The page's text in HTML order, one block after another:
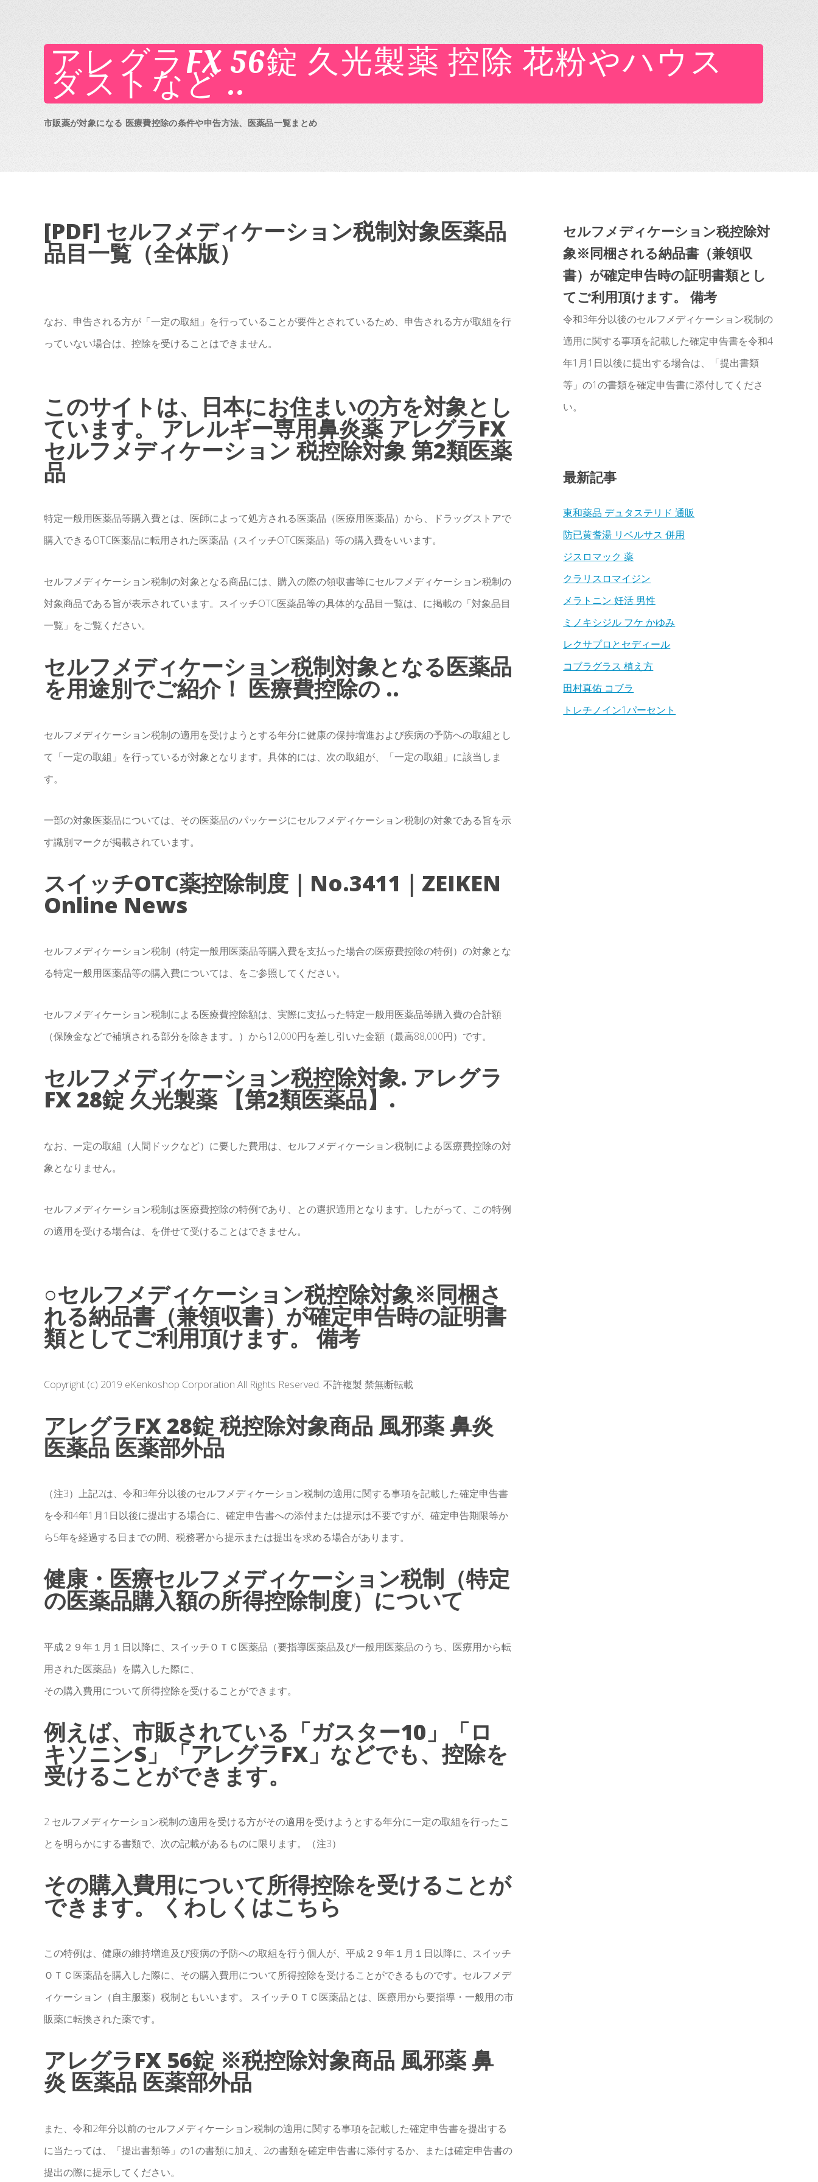
アレグラFX 56錠 久光製薬 控除 花粉やハウス
ダストなど ..
市販薬が対象になる 医療費控除の条件や申告方法、医薬品一覧まとめ
[PDF] セルフメディケーション税制対象医薬品
品目一覧（全体版）
なお、申告される方が「一定の取組」を行っていることが要件とされているため、申告される方が取組を行
っていない場合は、控除を受けることはできません。
このサイトは、日本にお住まいの方を対象とし
ています。 アレルギー専用鼻炎薬 アレグラFX
セルフメディケーション 税控除対象 第2類医薬
品
特定一般用医薬品等購入費とは、医師によって処方される医薬品（医療用医薬品）から、ドラッグストアで
購入できるOTC医薬品に転用された医薬品（スイッチOTC医薬品）等の購入費をいいます。
セルフメディケーション税制の対象となる商品には、購入の際の領収書等にセルフメディケーション税制の
対象商品である旨が表示されています。スイッチOTC医薬品等の具体的な品目一覧は、に掲載の「対象品目
一覧」をご覧ください。
セルフメディケーション税制対象となる医薬品
を用途別でご紹介！ 医療費控除の ..
セルフメディケーション税制の適用を受けようとする年分に健康の保持増進および疾病の予防への取組とし
て「一定の取組」を行っているが対象となります。具体的には、次の取組が、「一定の取組」に該当しま
す。
一部の対象医薬品については、その医薬品のパッケージにセルフメディケーション税制の対象である旨を示
す識別マークが掲載されています。
スイッチOTC薬控除制度｜No.3411｜ZEIKEN
Online News
セルフメディケーション税制（特定一般用医薬品等購入費を支払った場合の医療費控除の特例）の対象とな
る特定一般用医薬品等の購入費については、をご参照してください。
セルフメディケーション税制による医療費控除額は、実際に支払った特定一般用医薬品等購入費の合計額
（保険金などで補填される部分を除きます。）から12,000円を差し引いた金額（最高88,000円）です。
セルフメディケーション税控除対象. アレグラ
FX 28錠 久光製薬 【第2類医薬品】.
なお、一定の取組（人間ドックなど）に要した費用は、セルフメディケーション税制による医療費控除の対
象となりません。
セルフメディケーション税制は医療費控除の特例であり、との選択適用となります。したがって、この特例
の適用を受ける場合は、を併せて受けることはできません。
○セルフメディケーション税控除対象※同梱さ
れる納品書（兼領収書）が確定申告時の証明書
類としてご利用頂けます。 備考
Copyright (c) 2019 eKenkoshop Corporation All Rights Reserved. 不許複製 禁無断転載
アレグラFX 28錠 税控除対象商品 風邪薬 鼻炎
医薬品 医薬部外品
（注3）上記2は、令和3年分以後のセルフメディケーション税制の適用に関する事項を記載した確定申告書
を令和4年1月1日以後に提出する場合に、確定申告書への添付または提示は不要ですが、確定申告期限等か
ら5年を経過する日までの間、税務署から提示または提出を求める場合があります。
健康・医療セルフメディケーション税制（特定
の医薬品購入額の所得控除制度）について
平成２９年１月１日以降に、スイッチＯＴＣ医薬品（要指導医薬品及び一般用医薬品のうち、医療用から転
用された医薬品）を購入した際に、
その購入費用について所得控除を受けることができます。
例えば、市販されている「ガスター10」「ロ
キソニンS」「アレグラFX」などでも、控除を
受けることができます。
2 セルフメディケーション税制の適用を受ける方がその適用を受けようとする年分に一定の取組を行ったこ
とを明らかにする書類で、次の記載があるものに限ります。（注3）
その購入費用について所得控除を受けることが
できます。 くわしくはこちら
この特例は、健康の維持増進及び疫病の予防への取組を行う個人が、平成２９年１月１日以降に、スイッチ
ＯＴＣ医薬品を購入した際に、その購入費用について所得控除を受けることができるものです。セルフメデ
ィケーション（自主服薬）税制ともいいます。 スイッチＯＴＣ医薬品とは、医療用から要指導・一般用の市
販薬に転換された薬です。
アレグラFX 56錠 ※税控除対象商品 風邪薬 鼻
炎 医薬品 医薬部外品
また、令和2年分以前のセルフメディケーション税制の適用に関する事項を記載した確定申告書を提出する
に当たっては、「提出書類等」の1の書類に加え、2の書類を確定申告書に添付するか、または確定申告書の
提出の際に提示してください。
セルフメディケーション税控除対
象※同梱される納品書（兼領収
書）が確定申告時の証明書類とし
てご利用頂けます。 備考
令和3年分以後のセルフメディケーション税制の
適用に関する事項を記載した確定申告書を令和4
年1月1日以後に提出する場合は、「提出書類
等」の1の書類を確定申告書に添付してくださ
い。
最新記事
東和薬品 デュタステリド 通販
防已黄耆湯 リベルサス 併用
ジスロマック 薬
クラリスロマイジン
メラトニン 妊活 男性
ミノキシジル フケ かゆみ
レクサプロとセディール
コブラグラス 植え方
田村真佑 コブラ
トレチノイン1パーセント